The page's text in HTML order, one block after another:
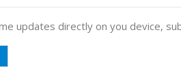
updates directly on you device,